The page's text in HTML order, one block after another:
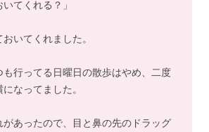
てくれる？」
いてくれました。
も行ってる日曜日の散歩はやめ、二度
なってました。
あったので、目と鼻の先のドラッグ